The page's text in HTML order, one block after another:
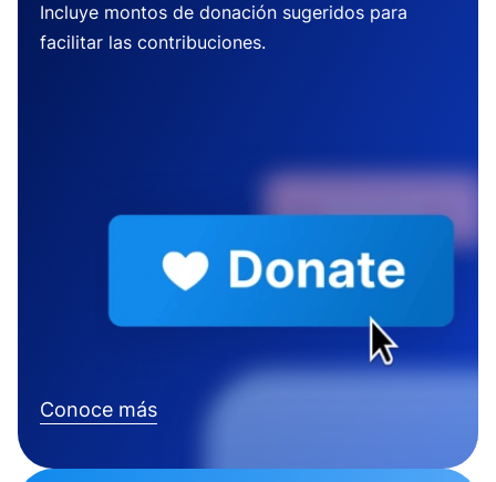
Incluye montos de donación sugeridos para
facilitar las contribuciones.
Conoce más